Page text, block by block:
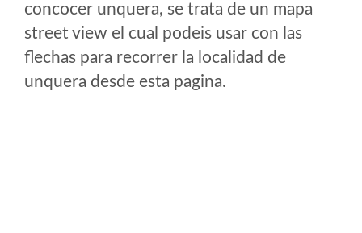
concocer unquera, se trata de un mapa
street view el cual podeis usar con las
flechas para recorrer la localidad de
unquera desde esta pagina.